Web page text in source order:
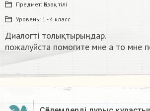
Предмет: Қазақ тiлi
Уровень: 1 - 4 класс
Диалогті толықтырыңдар.
пожалуйста помогите мне а то мне